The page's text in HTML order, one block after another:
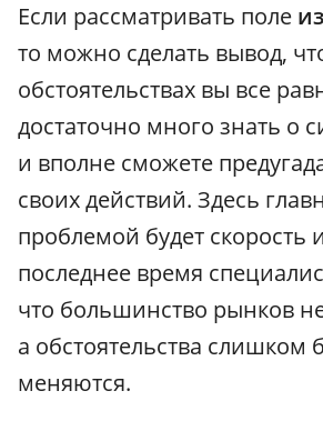
Если рассматривать поле
то можно сделать вывод,
обстоятельствах вы все
достаточно много знать о
и вполне сможете
своих действий. Здесь
проблемой будет скорость
последнее время
что большинство рынков
а обстоятельства слишком
меняются.